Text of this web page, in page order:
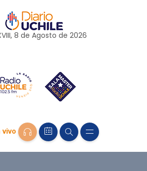
8 de Agosto de 2026
vivo